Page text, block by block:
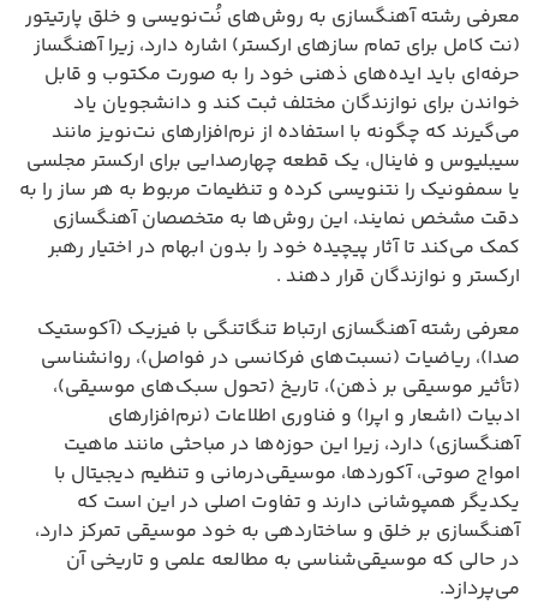
معرفی رشته آهنگسازی به روش‌های نُت‌نویسی و خلق پارتیتور
(نت کامل برای تمام سازهای ارکستر) اشاره دارد، زیرا آهنگساز
حرفه‌ای باید ایده‌های ذهنی خود را به صورت مکتوب و قابل
خواندن برای نوازندگان مختلف ثبت کند و دانشجویان یاد
می‌گیرند که چگونه با استفاده از نرم‌افزارهای نت‌نویز مانند
سیبلیوس و فاینال، یک قطعه چهارصدایی برای ارکستر مجلسی
یا سمفونیک را نتنویسی کرده و تنظیمات مربوط به هر ساز را به
دقت مشخص نمایند، این روش‌ها به متخصصان آهنگسازی
کمک می‌کند تا آثار پیچیده خود را بدون ابهام در اختیار رهبر
ارکستر و نوازندگان قرار دهند .
معرفی رشته آهنگسازی ارتباط تنگاتنگی با فیزیک (آکوستیک
صدا)، ریاضیات (نسبت‌های فرکانسی در فواصل)، روانشناسی
(تأثیر موسیقی بر ذهن)، تاریخ (تحول سبک‌های موسیقی)،
ادبیات (اشعار و اپرا) و فناوری اطلاعات (نرم‌افزارهای
آهنگسازی) دارد، زیرا این حوزه‌ها در مباحثی مانند ماهیت
امواج صوتی، آکوردها، موسیقی‌درمانی و تنظیم دیجیتال با
یکدیگر همپوشانی دارند و تفاوت اصلی در این است که
آهنگسازی بر خلق و ساختاردهی به خود موسیقی تمرکز دارد،
در حالی که موسیقی‌شناسی به مطالعه علمی و تاریخی آن
می‌پردازد.